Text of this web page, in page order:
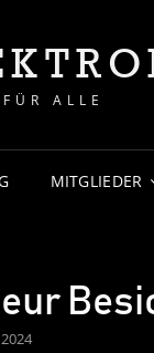
ALLE
MITGLIEDER